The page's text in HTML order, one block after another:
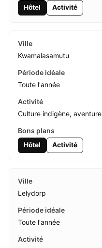
Hôtel Activité
Kwamalasamutu
Toute l'année
Culture indigène, aventure
Hôtel Activité
Lelydorp
Toute l'année